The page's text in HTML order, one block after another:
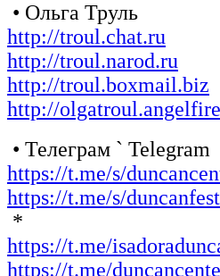
• Ольга Труль
http://troul.chat.ru
http://troul.narod.ru
http://troul.boxmail.biz
http://
• Телеграм ` Telegram
https://t.me/s/
https://t.me/s/
*
https://t.me/
https://t.me/